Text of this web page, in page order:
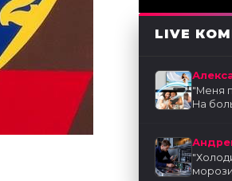
LIVE
"Меня
На
"